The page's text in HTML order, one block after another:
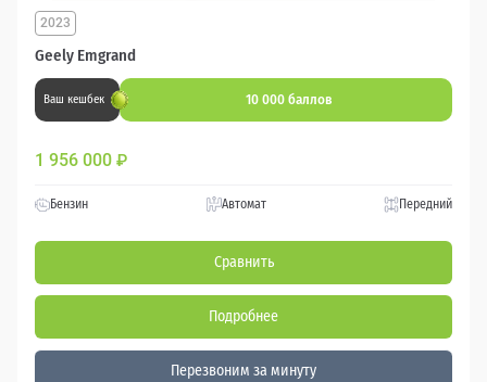
Geely Emgrand
2023
Ваш кешбек 10 000 баллов
1 956 000 ₽
Бензин Автомат Передний
Сравнить
Подробнее
Перезвоним за минуту